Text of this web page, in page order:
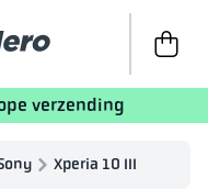
Naar de
verzending
Xperia 10 III